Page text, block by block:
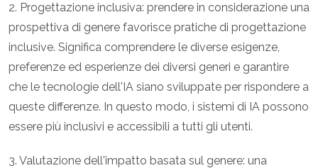
2. Progettazione inclusiva: prendere in considerazione una
prospettiva di genere favorisce pratiche di progettazione
inclusive. Significa comprendere le diverse esigenze,
preferenze ed esperienze dei diversi generi e garantire
che le tecnologie dell'IA siano sviluppate per rispondere a
queste differenze. In questo modo, i sistemi di IA possono
essere più inclusivi e accessibili a tutti gli utenti.
3. Valutazione dell'impatto basata sul genere: una